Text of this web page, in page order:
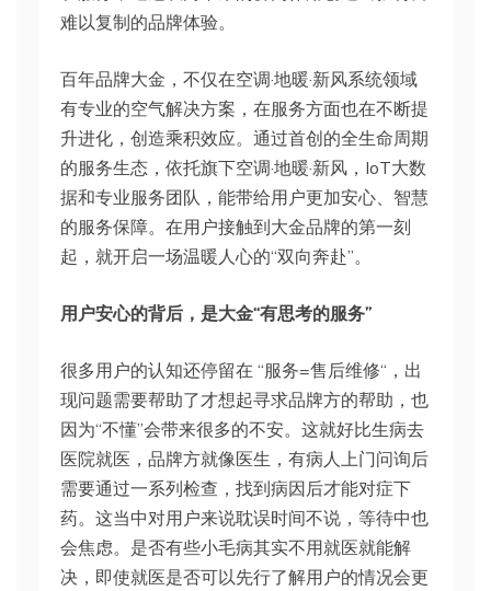
难以复制的品牌体验‌。
百年品牌大金，不仅在空调·地暖·新风系统领域
有专业的空气解决方案，在服务方面也在不断提
升进化，创造乘积效应。通过首创的全生命周期
的服务生态，依托旗下空调·地暖·新风，IoT大数
据和专业服务团队，能带给用户更加安心、智慧
的服务保障。在用户接触到大金品牌的第一刻
起，就开启一场温暖人心的“双向奔赴”。
用户安心的背后，是大金“有思考的服务”
很多用户的认知还停留在 “服务=售后维修“，出
现问题需要帮助了才想起寻求品牌方的帮助，也
因为“不懂”会带来很多的不安。这就好比生病去
医院就医，品牌方就像医生，有病人上门问询后
需要通过一系列检查，找到病因后才能对症下
药。这当中对用户来说耽误时间不说，等待中也
会焦虑。是否有些小毛病其实不用就医就能解
决，即使就医是否可以先行了解用户的情况会更